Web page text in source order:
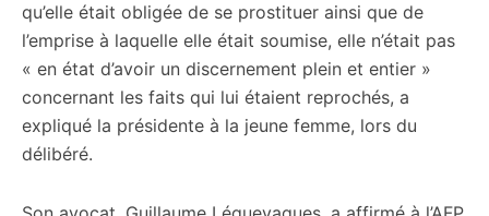
qu’elle était obligée de se prostituer ainsi que de
l’emprise à laquelle elle était soumise, elle n’était pas
« en état d’avoir un discernement plein et entier »
concernant les faits qui lui étaient reprochés, a
expliqué la présidente à la jeune femme, lors du
délibéré.